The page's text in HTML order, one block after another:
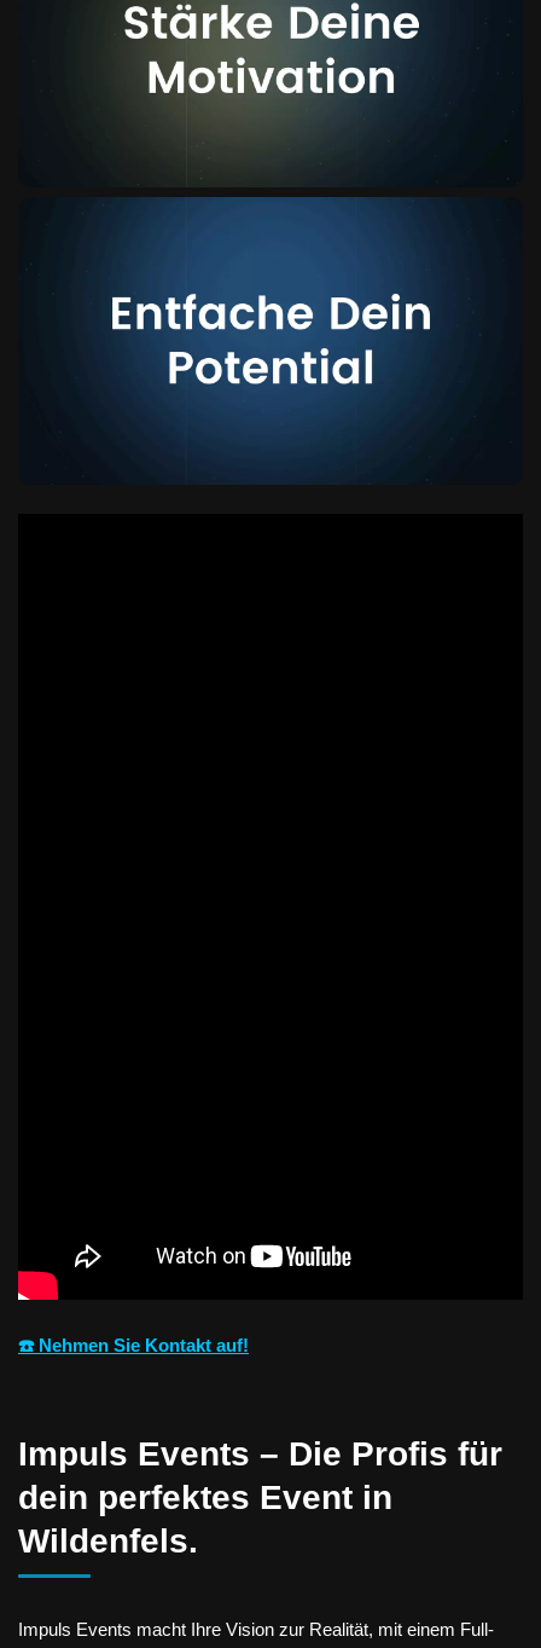
☎️ Nehmen Sie Kontakt auf!
Impuls Events – Die Profis für
dein perfektes Event in
Wildenfels.
Impuls Events macht Ihre Vision zur Realität, mit einem Full-